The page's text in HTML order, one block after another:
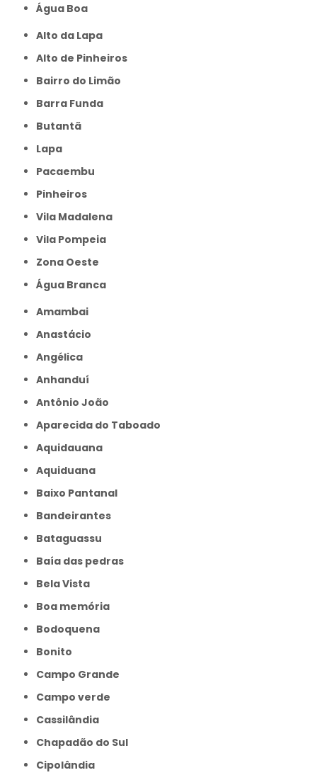
Água Boa
Alto da Lapa
Alto de Pinheiros
Bairro do Limão
Barra Funda
Butantã
Lapa
Pacaembu
Pinheiros
Vila Madalena
Vila Pompeia
Zona Oeste
Água Branca
Amambai
Anastácio
Angélica
Anhanduí
Antônio João
Aparecida do Taboado
Aquidauana
Aquiduana
Baixo Pantanal
Bandeirantes
Bataguassu
Baía das pedras
Bela Vista
Boa memória
Bodoquena
Bonito
Campo Grande
Campo verde
Cassilândia
Chapadão do Sul
Cipolândia